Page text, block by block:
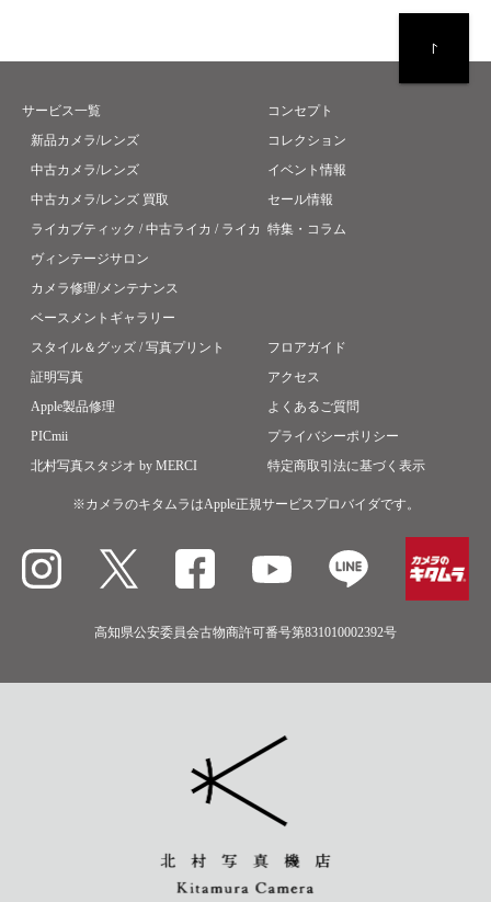
サービス一覧
新品カメラ/レンズ
中古カメラ/レンズ
中古カメラ/レンズ 買取
ライカブティック / 中古ライカ / ライカ
ヴィンテージサロン
カメラ修理/メンテナンス
ベースメントギャラリー
スタイル＆グッズ / 写真プリント
証明写真
Apple製品修理
PICmii
北村写真スタジオ by MERCI
コンセプト
コレクション
イベント情報
セール情報
特集・コラム
フロアガイド
アクセス
よくあるご質問
プライバシーポリシー
特定商取引法に基づく表示
※カメラのキタムラはApple正規サービスプロバイダです。
高知県公安委員会古物商許可番号第831010002392号